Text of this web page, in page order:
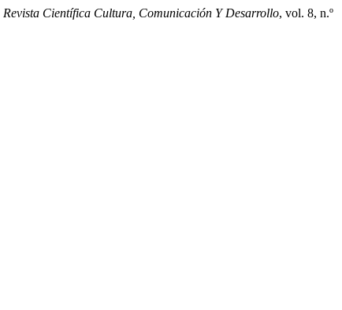
Revista Científica Cultura, Comunicación Y Desarrollo, vol. 8, n.º